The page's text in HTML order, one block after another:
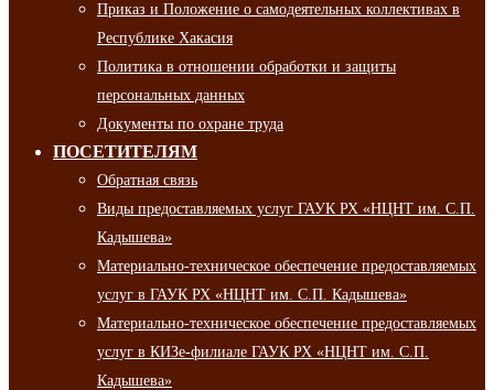
Приказ и Положение о самодеятельных коллективах в
Республике Хакасия
Политика в отношении обработки и защиты
персональных данных
Документы по охране труда
ПОСЕТИТЕЛЯМ
Обратная связь
Виды предоставляемых услуг ГАУК РХ «НЦНТ им. С.П.
Кадышева»
Материально-техническое обеспечение предоставляемых
услуг в ГАУК РХ «НЦНТ им. С.П. Кадышева»
Материально-техническое обеспечение предоставляемых
услуг в КИЗе-филиале ГАУК РХ «НЦНТ им. С.П.
Кадышева»